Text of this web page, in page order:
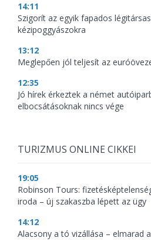
14:11
Szigorít az egyik fapados
kézipoggyászokra
13:12
Meglepően jól teljesít az
12:35
Jó hírek érkeztek a német
elbocsátásoknak nincs vége
TURIZMUS ONLINE CIKKEI
19:05
Robinson Tours:
iroda – új szakaszba lépett az ügy
14:12
Alacsony a tó vizállása – elmarad